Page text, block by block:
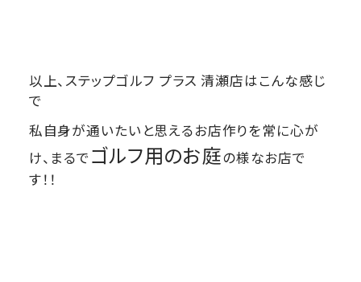
以上、ステップゴルフ プラス 清瀬店はこんな感じ
で
私自身が通いたいと思えるお店作りを常に心が
け、まるで ゴルフ用のお庭の様なお店で
す！！